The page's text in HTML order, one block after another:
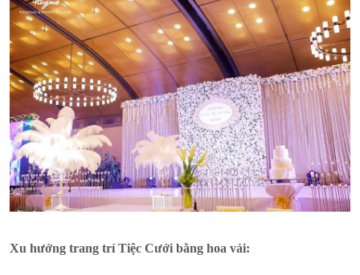
Xu hướng trang trí Tiệc Cưới bằng hoa vải: